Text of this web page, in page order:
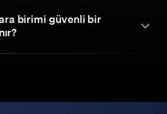
birimi güvenli bir